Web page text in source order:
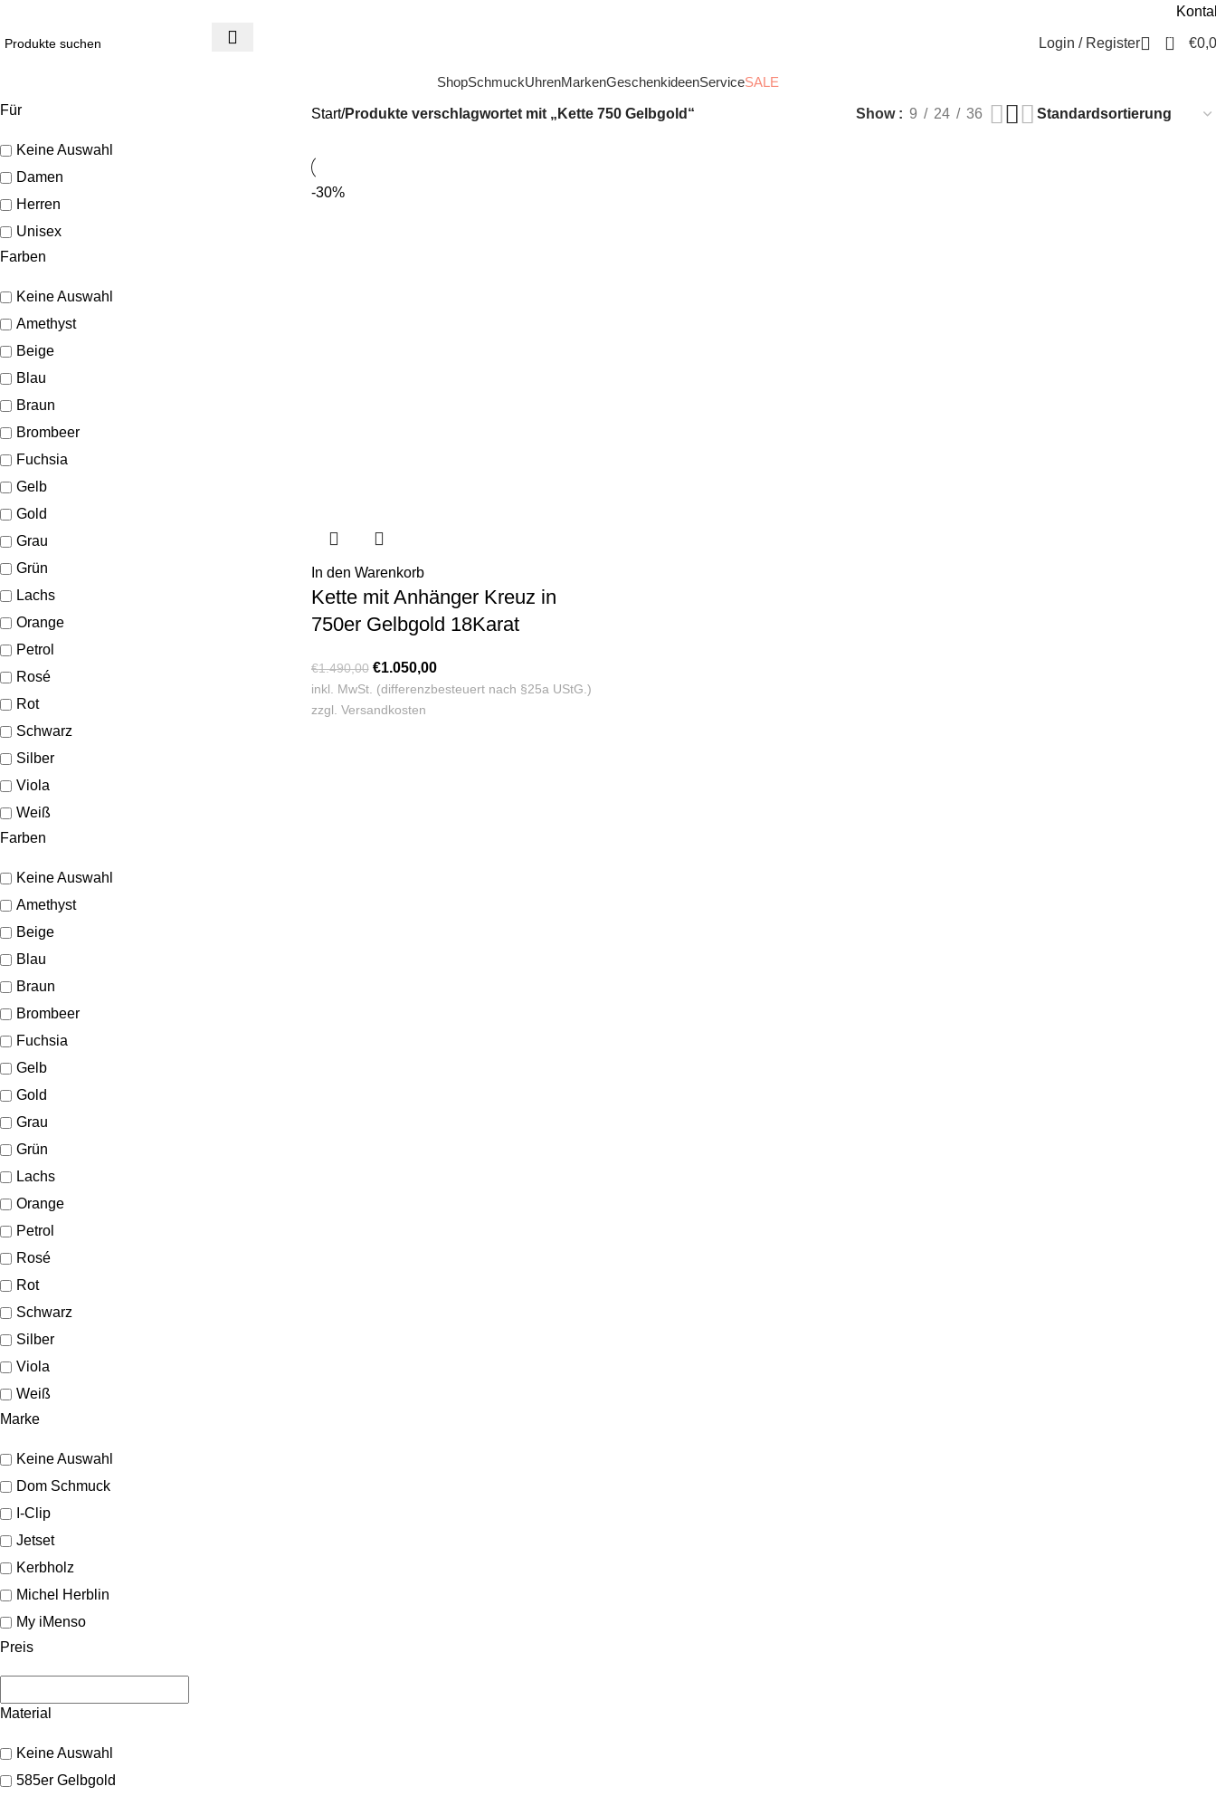
Login / Register 0 €
ShopSchmuckUhrenMarkenGeschenkideenServiceSALE
Für
Keine Auswahl
Damen
Herren
Unisex
Farben
Keine Auswahl
Amethyst
Beige
Blau
Braun
Brombeer
Fuchsia
Gelb
Gold
Grau
Grün
Lachs
Orange
Petrol
Rosé
Rot
Schwarz
Silber
Viola
Weiß
Farben
Keine Auswahl
Amethyst
Beige
Blau
Braun
Brombeer
Fuchsia
Gelb
Gold
Grau
Grün
Lachs
Orange
Petrol
Rosé
Rot
Schwarz
Silber
Viola
Weiß
Marke
Keine Auswahl
Dom Schmuck
I-Clip
Jetset
Kerbholz
Michel Herblin
My iMenso
Preis
Material
Keine Auswahl
585er Gelbgold
Start Produkte verschlagwortet mit „Kette 750 Gelbgold“ Show 9 24 36
-30%
In den Warenkorb
Kette mit Anhänger Kreuz in
750er Gelbgold 18Karat
€1.490,00 €1.050,00
inkl. MwSt. (differenzbesteuert nach §25a UStG.)
zzgl. Versandkosten